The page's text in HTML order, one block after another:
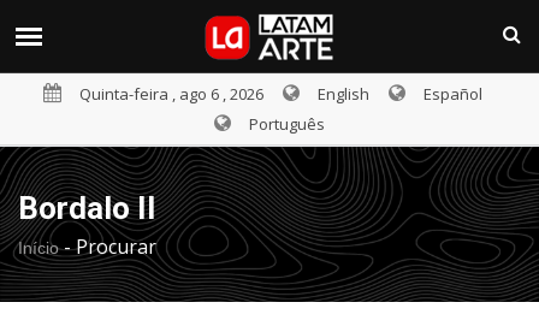
Quinta-feira , ago 6 , 2026 English
Español
Português
Bordalo II
Início-Procurar